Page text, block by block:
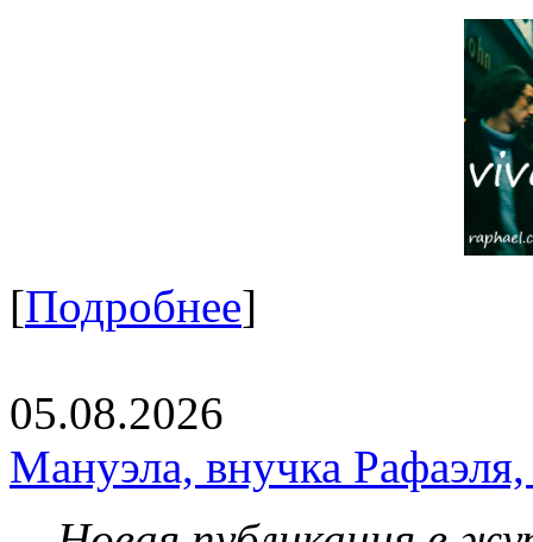
[Подробнее]
05.08.2026
Мануэла, внучка